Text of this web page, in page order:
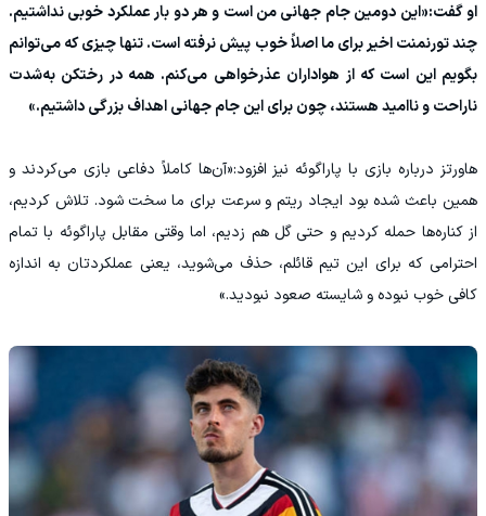
او گفت:«این دومین جام جهانی من است و هر دو بار عملکرد خوبی نداشتیم.
چند تورنمنت اخیر برای ما اصلاً خوب پیش نرفته است. تنها چیزی که می‌توانم
بگویم این است که از هواداران عذرخواهی می‌کنم. همه در رختکن به‌شدت
ناراحت و ناامید هستند، چون برای این جام جهانی اهداف بزرگی داشتیم.»
هاورتز درباره بازی با پاراگوئه نیز افزود:«آن‌ها کاملاً دفاعی بازی می‌کردند و
همین باعث شده بود ایجاد ریتم و سرعت برای ما سخت شود. تلاش کردیم،
از کناره‌ها حمله کردیم و حتی گل هم زدیم، اما وقتی مقابل پاراگوئه با تمام
احترامی که برای این تیم قائلم، حذف می‌شوید، یعنی عملکردتان به اندازه
کافی خوب نبوده و شایسته صعود نبودید.»